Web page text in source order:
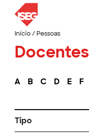
Início/ Pessoas
Docentes
A B C D E F
Tipo